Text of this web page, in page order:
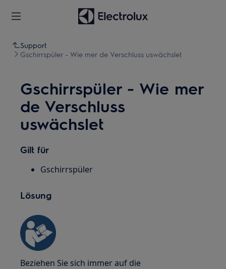
Support
Gschirrspüler - Wie mer de Verschluss uswächslet
Gschirrspüler - Wie mer
de Verschluss
uswächslet
Gilt für
Gschirrspüler
Lösung
Beziehen Sie sich immer auf die